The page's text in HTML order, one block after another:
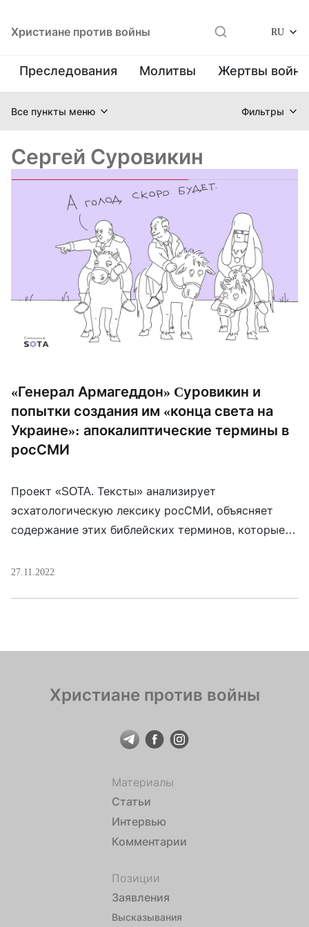
Христиане против войны RU
Преследования Молитвы Жертвы
Все пункты меню Фильтры
Сергей Суровикин
«Генерал Армагеддон» Cуровикин и
попытки создания им «конца света на
Украине»: апокалиптические термины в
росСМИ
Проект «SOTA. Тексты» анализирует
эсхатологическую лексику росСМИ, объясняет
содержание этих библейских терминов, которые
журналисты в России, и даже сам патриарх
27.11.2022
Христиане против войны
Материалы
Статьи
Интервью
Комментарии
Позиции
Заявления
Высказывания